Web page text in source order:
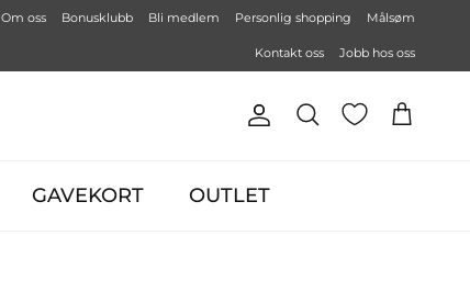
Om oss Bonusklubb Bli medlem Personlig shopping Målsøm
Kontakt oss Jobb hos oss
KontoSøk Handlekurv
GAVEKORT OUTLET